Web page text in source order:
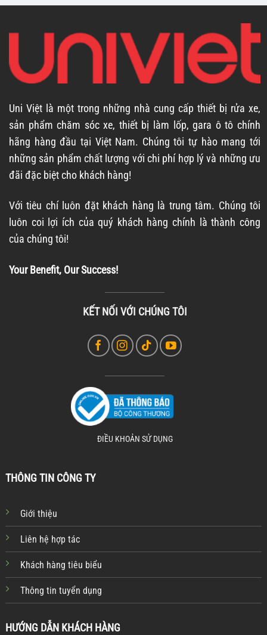
Uni Việt là một trong những nhà cung cấp thiết bị rửa xe,
sản phẩm chăm sóc xe, thiết bị làm lốp, gara ô tô chính
hãng hàng đầu tại Việt Nam. Chúng tôi tự hào mang tới
những sản phẩm chất lượng với chi phí hợp lý và những ưu
đãi đặc biệt cho khách hàng!
Với tiêu chí luôn đặt khách hàng là trung tâm. Chúng tôi
luôn coi lợi ích của quý khách hàng chính là thành công
của chúng tôi!
Your Benefit, Our Success!
KẾT NỐI VỚI CHÚNG TÔI
ĐIỀU KHOẢN SỬ DỤNG
THÔNG TIN CÔNG TY
Giới thiệu
Liên hệ hợp tác
Khách hàng tiêu biểu
Thông tin tuyển dụng
HƯỚNG DẪN KHÁCH HÀNG